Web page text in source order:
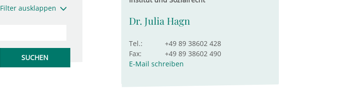
Filter ausklappen
Dr. Julia Hagn
Tel.:
+49 89 38602 428
Fax:
+49 89 38602 490
E-Mail schreiben